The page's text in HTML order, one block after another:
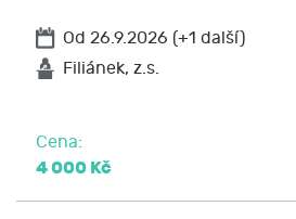
Od 26.9.2026 (+1 další)
Filiánek, z.s.
Cena:
4 000 Kč